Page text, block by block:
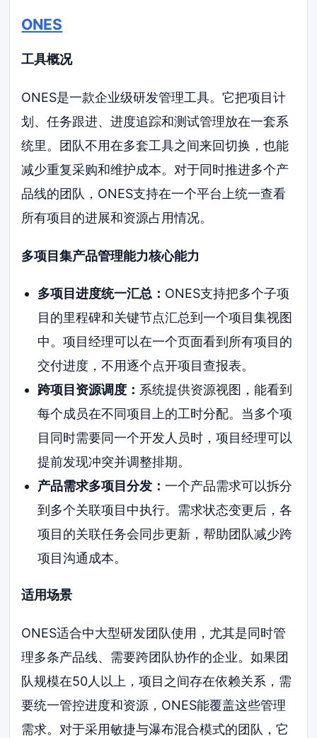
ONES
工具概况
ONES是一款企业级研发管理工具。它把项目计
划、任务跟进、进度追踪和测试管理放在一套系
统里。团队不用在多套工具之间来回切换，也能
减少重复采购和维护成本。对于同时推进多个产
品线的团队，ONES支持在一个平台上统一查看
所有项目的进展和资源占用情况。
多项目集产品管理能力核心能力
多项目进度统一汇总： ONES支持把多个子项
目的里程碑和关键节点汇总到一个项目集视图
中。项目经理可以在一个页面看到所有项目的
交付进度，不用逐个点开项目查报表。
跨项目资源调度： 系统提供资源视图，能看到
每个成员在不同项目上的工时分配。当多个项
目同时需要同一个开发人员时，项目经理可以
提前发现冲突并调整排期。
产品需求多项目分发： 一个产品需求可以拆分
到多个关联项目中执行。需求状态变更后，各
项目的关联任务会同步更新，帮助团队减少跨
项目沟通成本。
适用场景
ONES适合中大型研发团队使用，尤其是同时管
理多条产品线、需要跨团队协作的企业。如果团
队规模在50人以上，项目之间存在依赖关系，需
要统一管控进度和资源，ONES能覆盖这些管理
需求。对于采用敏捷与瀑布混合模式的团队，它